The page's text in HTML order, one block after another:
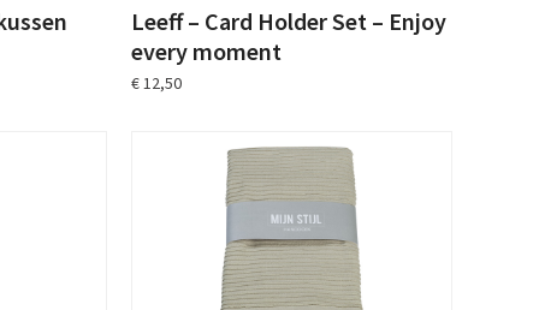
Leeff – Card Holder Set – Enjoy
every moment
€12,50